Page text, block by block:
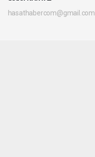
hasathabercom@gmail.com